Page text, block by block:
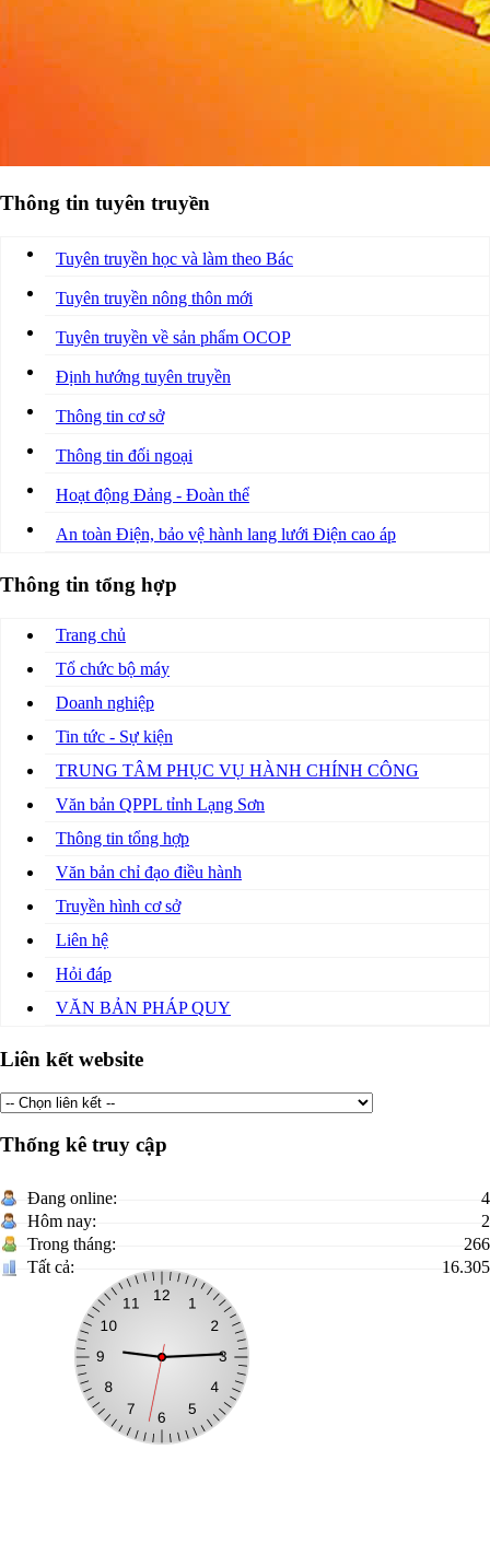
Thông tin tuyên truyền
Tuyên truyền học và làm theo Bác
Tuyên truyền nông thôn mới
Tuyên truyền về sản phẩm OCOP
Định hướng tuyên truyền
Thông tin cơ sở
Thông tin đối ngoại
Hoạt động Đảng - Đoàn thể
An toàn Điện, bảo vệ hành lang lưới Điện cao áp
Thông tin tổng hợp
Trang chủ
Tổ chức bộ máy
Doanh nghiệp
Tin tức - Sự kiện
TRUNG TÂM PHỤC VỤ HÀNH CHÍNH CÔNG
Văn bản QPPL tỉnh Lạng Sơn
Thông tin tổng hợp
Văn bản chỉ đạo điều hành
Truyền hình cơ sở
Liên hệ
Hỏi đáp
VĂN BẢN PHÁP QUY
Liên kết website
Thống kê truy cập
Đang online:
4
Hôm nay:
2
Trong tháng:
266
Tất cả:
16.305